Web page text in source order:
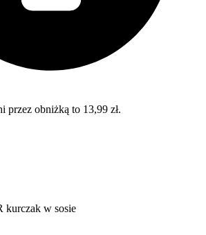
przez obniżką to 13,99 zł.
kurczak w sosie